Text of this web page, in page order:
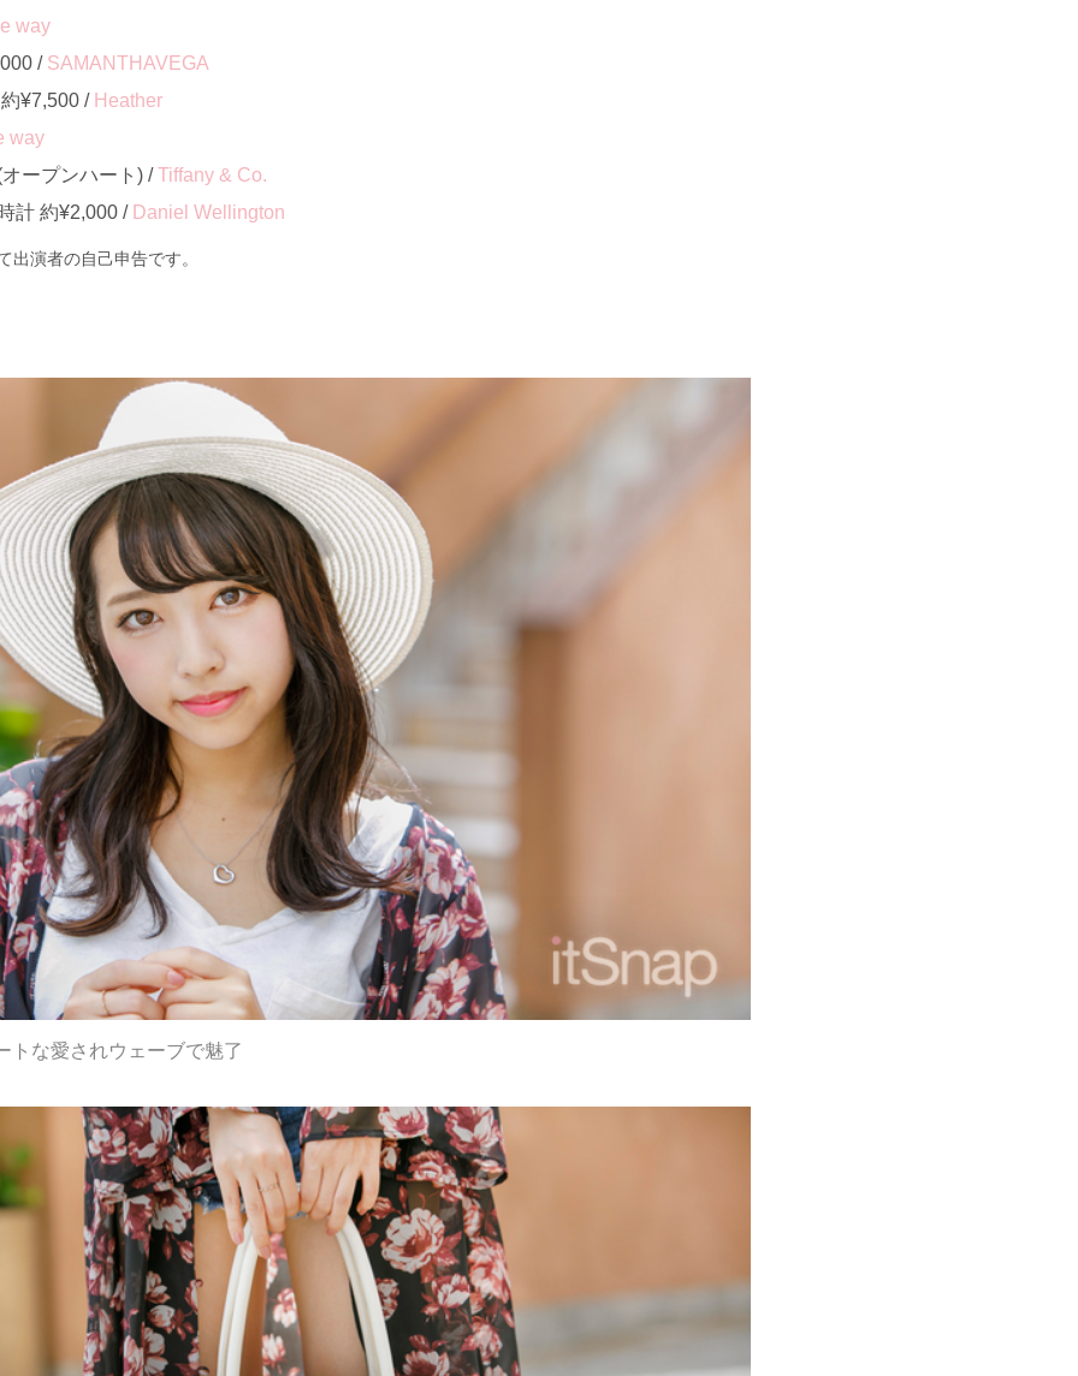
way
/ SAMANTHAVEGA
¥7,500 / Heather
way
ープンハート) /Tiffany & Co.
計 約¥2,000 / Daniel Wellington
演者の自己申告です。
トな愛されウェーブで魅了